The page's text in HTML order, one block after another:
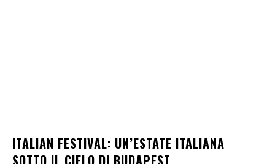
ITALIAN FESTIVAL: UN’ESTATE ITALIANA
SOTTO IL CIELO DI BUDAPEST